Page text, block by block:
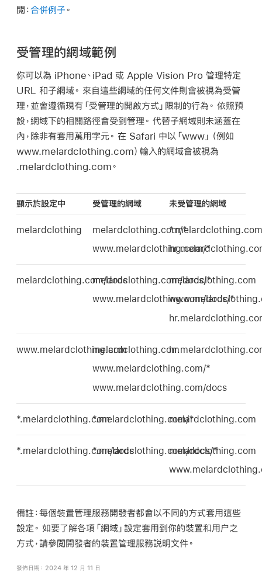
閲：合併例子。
受管理的網域範例
你可以為 iPhone、iPad 或 Apple Vision Pro 管理特定
URL 和子網域。 來自這些網域的任何文件則會被視為受管
理，並會遵循現有「受管理的開啟方式」限制的行為。 依照預
設，網域下的相關路徑會受到管理。 代替子網域則未涵蓋在
內，除非有套用萬用字元。 在 Safari 中以「www」（例如
www.melardclothing.com）輸入的網域會被視為
.melardclothing.com。
顯示於設定中 受管理的網域 未受管理的網域
melardclothing melardclothing.com/*
www.melardclothing.com/*
*.melardclothing.com
melardclothing.com/docsmelardclothing.com/docs/*
www.melardclothing.com/docs/*
melardclothing.com
www.melardclothing.commelardclothing.com
www.melardclothing.com/*
www.melardclothing.com/docs
*.melardclothing.com*.melardclothing.com/*melardclothing.com
*.melardclothing.com/docs*.melardclothing.com/docs/*
melardclothing.com
備註：每個裝置管理服務開發者都會以不同的方式套用這些
設定。 如要了解各項「網域」設定套用到你的裝置和用户之
方式，請參閲開發者的裝置管理服務説明文件。
發佈日期： 2024 年 12 月 11 日